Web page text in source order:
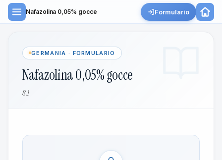
Nafazolina 0,05% gocce Formulario
GERMANIA · FORMULARIO
Nafazolina 0,05% gocce
8.1